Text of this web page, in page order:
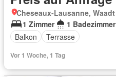
Cheseaux-Lausanne, Waadt
1 Zimmer
1 Badezimmer
Balkon
Terrasse
Vor 1 Woche, 1 Tag